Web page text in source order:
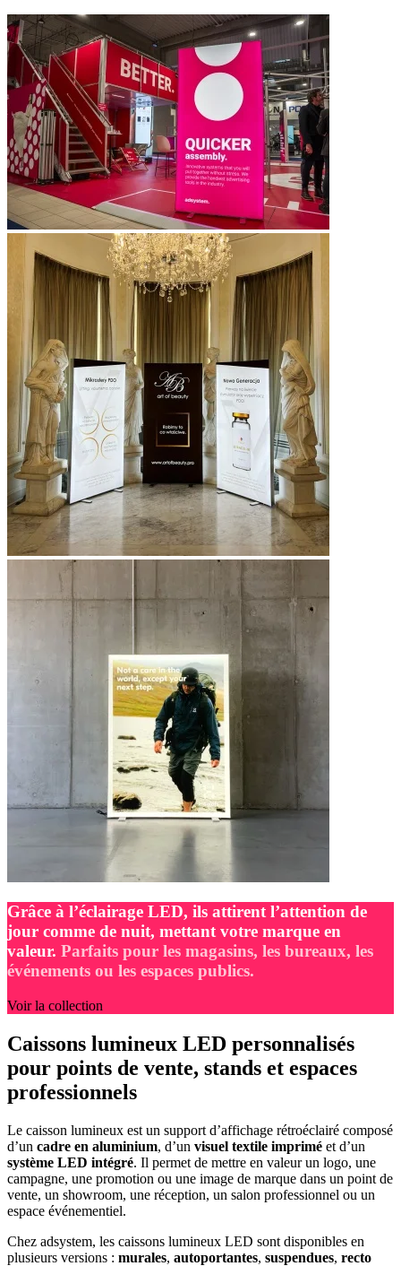
Grâce à l’éclairage LED, ils attirent l’attention de
jour comme de nuit, mettant votre marque en
valeur. Parfaits pour les magasins, les bureaux, les
événements ou les espaces publics.
Voir la collection
Caissons lumineux LED personnalisés
pour points de vente, stands et espaces
professionnels
Le caisson lumineux est un support d’affichage rétroéclairé composé
d’un cadre en aluminium, d’un visuel textile imprimé et d’un
système LED intégré. Il permet de mettre en valeur un logo, une
campagne, une promotion ou une image de marque dans un point de
vente, un showroom, une réception, un salon professionnel ou un
espace événementiel.
Chez adsystem, les caissons lumineux LED sont disponibles en
plusieurs versions : murales, autoportantes, suspendues, recto